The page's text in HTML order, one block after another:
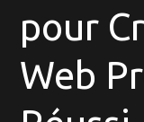
pour
Web